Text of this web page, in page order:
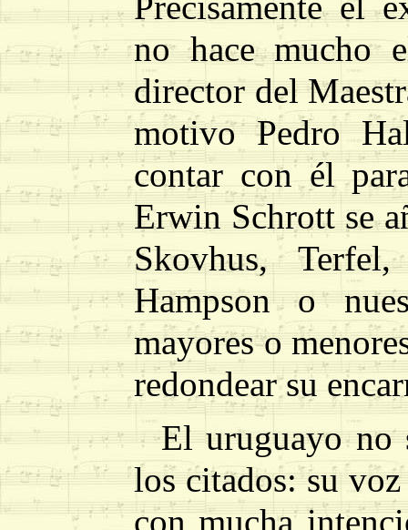
no hace mucho
director del
motivo Pedro
contar con él
Erwin Schrott se
Skovhus,
Hampson o
mayores o
redondear su
El uruguayo no
los citados: su